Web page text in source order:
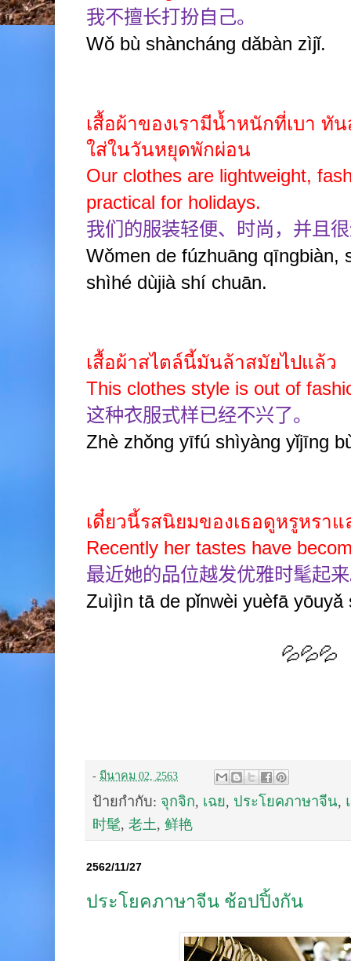
我不擅长打扮自己。
Wǒ bù shàncháng dǎbàn zìjǐ.
เสื้อผ้าของเรามีน้ำหนักที่เบา ทั
ใส่ในวันหยุดพักผ่อน
Our clothes are lightweight,
practical for holidays.
我们的服装轻便、时尚，并且
Wǒmen de fúzhuāng qīngbiàn,
shìhé dùjià shí chuān.
เสื้อผ้าสไตล์นี้มันล้าสมัยไปแล้ว
This clothes style is out of
这种衣服式样已经不兴了。
Zhè zhǒng yīfú shìyàng yǐjīng
เดี๋ยวนี้รสนิยมของเธอดูหรูหรา
Recently her tastes have
最近她的品位越发优雅时髦起
Zuìjìn tā de pǐnwèi yuèfā yōuyǎ
💦💦💦
- มีนาคม 02, 2563
ป้ายกำกับ: จุกจิก, เฉย, ประโยคภาษาจีน,
时髦, 老土, 鲜艳
2562/11/27
ประโยคภาษาจีน ช้อปปิ้งกัน